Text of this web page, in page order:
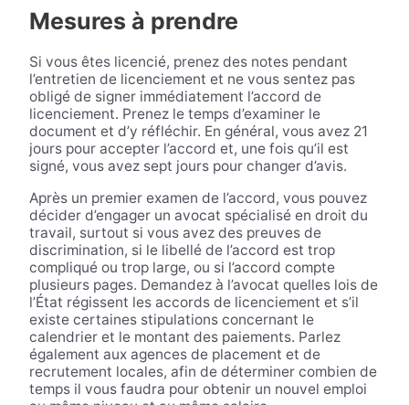
Mesures à prendre
Si vous êtes licencié, prenez des notes pendant
l’entretien de licenciement et ne vous sentez pas
obligé de signer immédiatement l’accord de
licenciement. Prenez le temps d’examiner le
document et d’y réfléchir. En général, vous avez 21
jours pour accepter l’accord et, une fois qu’il est
signé, vous avez sept jours pour changer d’avis.
Après un premier examen de l’accord, vous pouvez
décider d’engager un avocat spécialisé en droit du
travail, surtout si vous avez des preuves de
discrimination, si le libellé de l’accord est trop
compliqué ou trop large, ou si l’accord compte
plusieurs pages. Demandez à l’avocat quelles lois de
l’État régissent les accords de licenciement et s’il
existe certaines stipulations concernant le
calendrier et le montant des paiements. Parlez
également aux agences de placement et de
recrutement locales, afin de déterminer combien de
temps il vous faudra pour obtenir un nouvel emploi